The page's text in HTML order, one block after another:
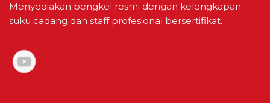
Menyediakan bengkel resmi dengan kelengkapan
suku cadang dan staff profesional bersertifikat.